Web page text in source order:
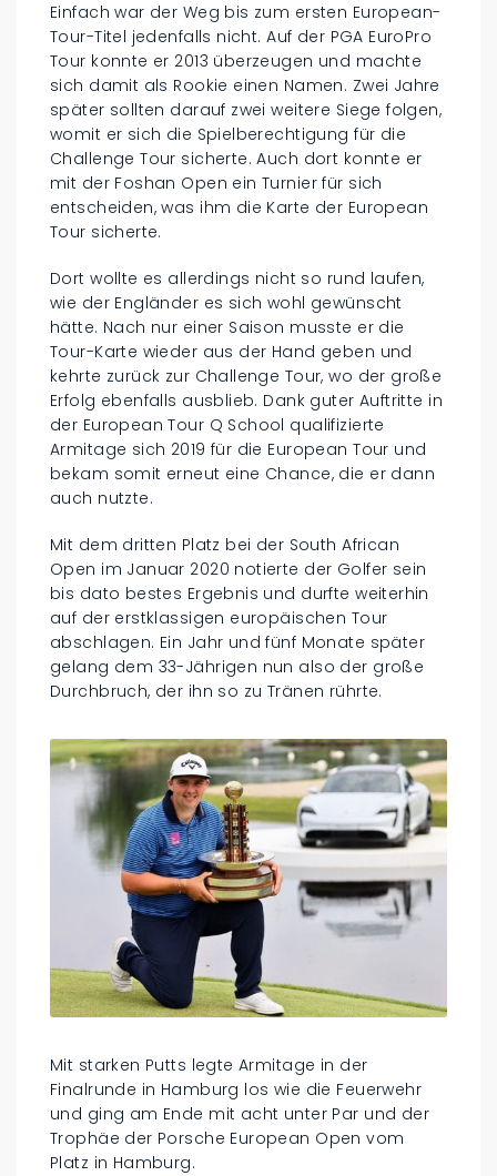
Einfach war der Weg bis zum ersten European-
Tour-Titel jedenfalls nicht. Auf der PGA EuroPro
Tour konnte er 2013 überzeugen und machte
sich damit als Rookie einen Namen. Zwei Jahre
später sollten darauf zwei weitere Siege folgen,
womit er sich die Spielberechtigung für die
Challenge Tour sicherte. Auch dort konnte er
mit der Foshan Open ein Turnier für sich
entscheiden, was ihm die Karte der European
Tour sicherte.
Dort wollte es allerdings nicht so rund laufen,
wie der Engländer es sich wohl gewünscht
hätte. Nach nur einer Saison musste er die
Tour-Karte wieder aus der Hand geben und
kehrte zurück zur Challenge Tour, wo der große
Erfolg ebenfalls ausblieb. Dank guter Auftritte in
der European Tour Q School qualifizierte
Armitage sich 2019 für die European Tour und
bekam somit erneut eine Chance, die er dann
auch nutzte.
Mit dem dritten Platz bei der South African
Open im Januar 2020 notierte der Golfer sein
bis dato bestes Ergebnis und durfte weiterhin
auf der erstklassigen europäischen Tour
abschlagen. Ein Jahr und fünf Monate später
gelang dem 33-Jährigen nun also der große
Durchbruch, der ihn so zu Tränen rührte.
Mit starken Putts legte Armitage in der
Finalrunde in Hamburg los wie die Feuerwehr
und ging am Ende mit acht unter Par und der
Trophäe der Porsche European Open vom
Platz in Hamburg.